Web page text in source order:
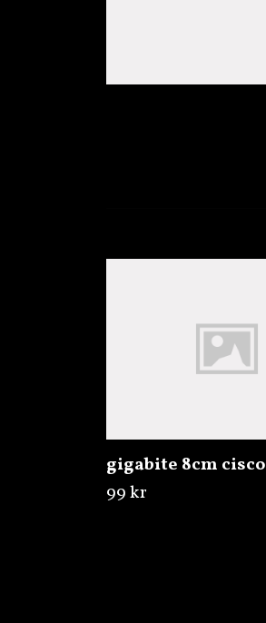
gigabite 8cm cisco
99 kr